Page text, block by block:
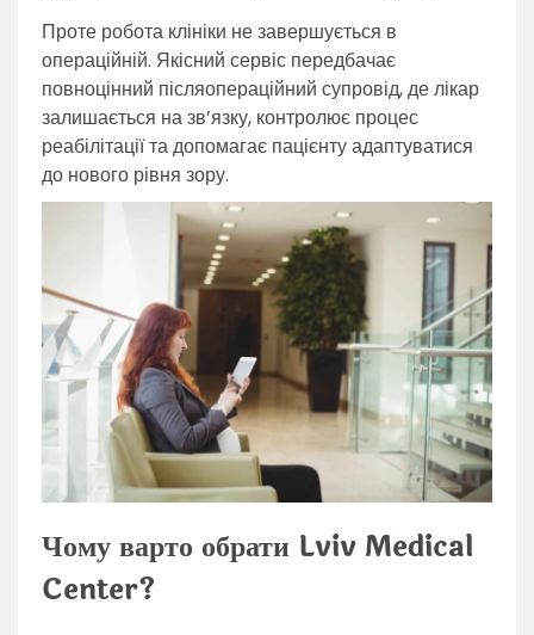
Проте робота клініки не завершується в
операційній. Якісний сервіс передбачає
повноцінний післяопераційний супровід, де лікар
залишається на зв’язку, контролює процес
реабілітації та допомагає пацієнту адаптуватися
до нового рівня зору.
Чому варто обрати Lviv Medical
Center?